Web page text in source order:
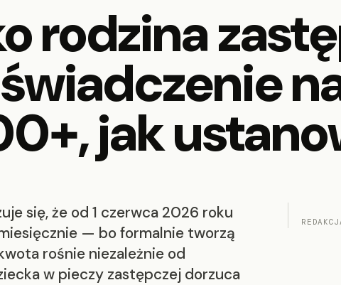
rodzina
jak
się, że od 1 czerwca 2026 roku
— bo formalnie tworzą
rośnie niezależnie od
w pieczy zastępczej dorzuca